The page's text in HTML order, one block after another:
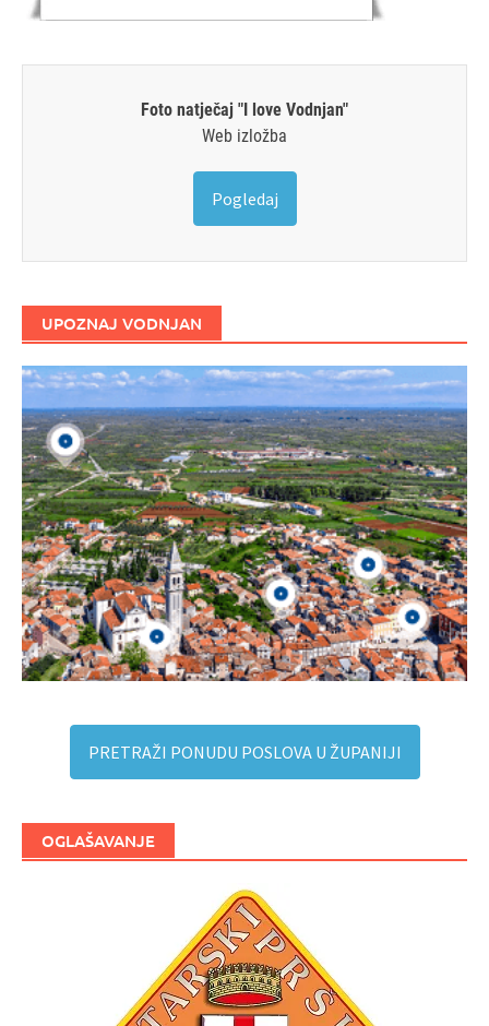
Foto natječaj "I love Vodnjan"
Web izložba
Pogledaj
UPOZNAJ VODNJAN
PRETRAŽI PONUDU POSLOVA U ŽUPANIJI
OGLAŠAVANJE